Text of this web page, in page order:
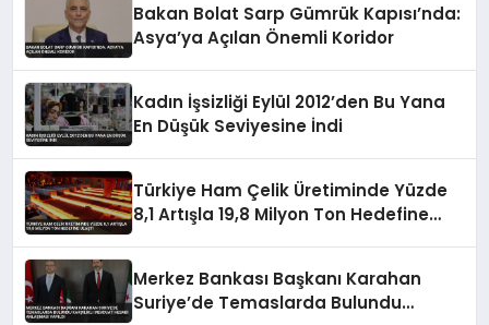
Bakan Bolat Sarp Gümrük Kapısı’nda:
Asya’ya Açılan Önemli Koridor
Kadın İşsizliği Eylül 2012’den Bu Yana
En Düşük Seviyesine İndi
Türkiye Ham Çelik Üretiminde Yüzde
8,1 Artışla 19,8 Milyon Ton Hedefine
Merkez Bankası Başkanı Karahan
Suriye’de Temaslarda Bulundu